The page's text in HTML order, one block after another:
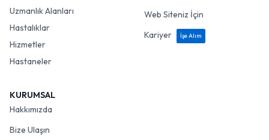
Uzmanlık Alanları
Hastalıklar
Hizmetler
Hastaneler
Web Siteniz İçin
Kariyer
İşe Alım
KURUMSAL
Hakkımızda
Bize Ulaşın